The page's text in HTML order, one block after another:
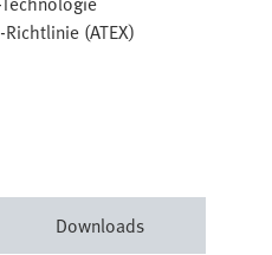
(ATEX)
Downloads